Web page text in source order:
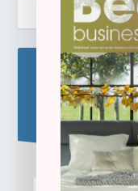
Blijf
Schrijf u